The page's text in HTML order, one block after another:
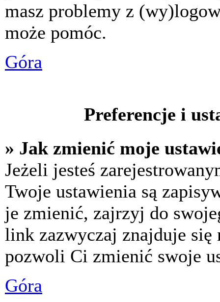
masz problemy z
może pomóc.
Góra
Preferencje i
» Jak zmienić moje
Jeżeli jesteś
Twoje ustawienia są
je zmienić, zajrzyj do
link zazwyczaj znajduje się
pozwoli Ci zmienić swoje
Góra